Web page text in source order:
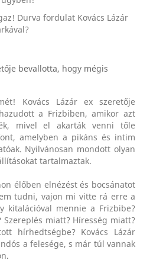
Durva fordulat Kovács Lázár
Kovács Lázár ex szeretője
a Frizbiben, amikor azt
mivel el akarták venni tőle
amelyben a pikáns és intim
Nyilvánosan mondott olyan
tartalmaztak.
élőben elnézést és bocsánatot
tudni, vajon mi vitte rá erre a
kitalációval mennie a Frizbibe?
miatt? Híresség miatt?
hírhedtségbe? Kovács Lázár
a felesége, s már túl vannak